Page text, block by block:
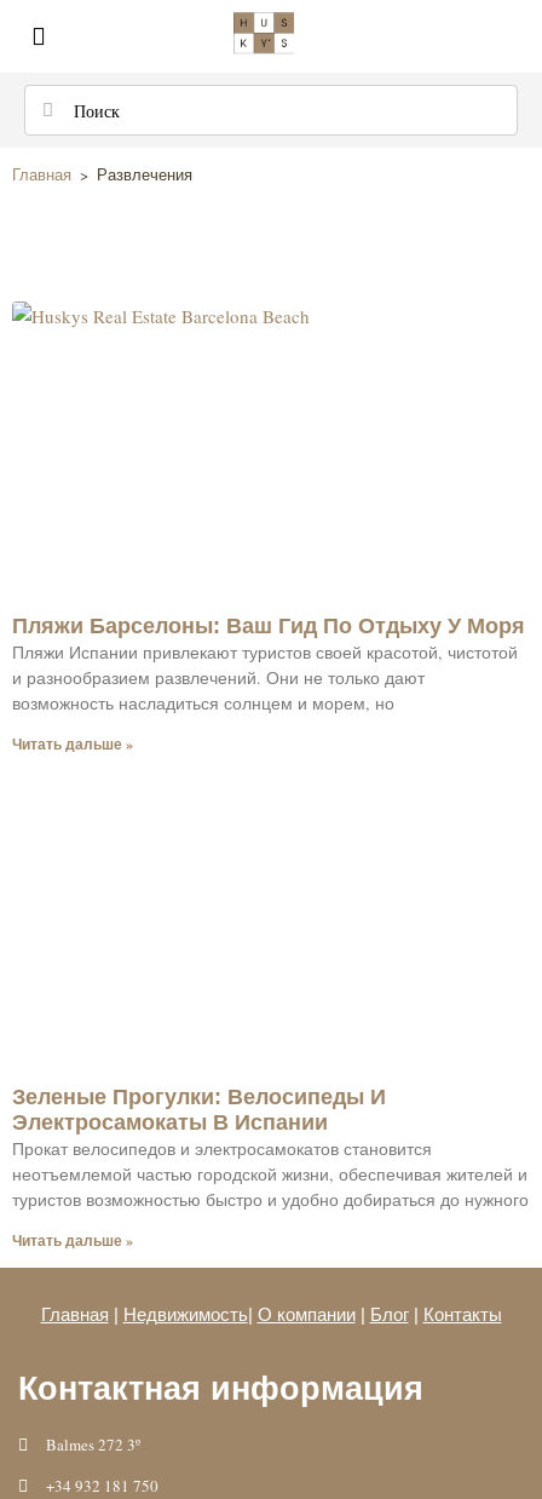
Главная > Развлечения
Пляжи Барселоны: Ваш Гид По Отдыху У Моря
Пляжи Испании привлекают туристов своей красотой, чистотой
и разнообразием развлечений. Они не только дают
возможность насладиться солнцем и морем, но
Читать дальше »
Зеленые Прогулки: Велосипеды И
Электросамокаты В Испании
Прокат велосипедов и электросамокатов становится
неотъемлемой частью городской жизни, обеспечивая жителей и
туристов возможностью быстро и удобно добираться до нужного
Читать дальше »
Главная | Недвижимость| О компании| Блог| Контакты
Контактная информация
Balmes 272 3º
+34 932 181 750